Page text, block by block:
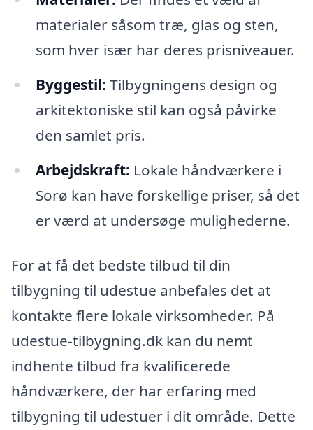
materialer såsom træ, glas og sten,
som hver især har deres prisniveauer.
Byggestil: Tilbygningens design og
arkitektoniske stil kan også påvirke
den samlet pris.
Arbejdskraft: Lokale håndværkere i
Sorø kan have forskellige priser, så det
er værd at undersøge mulighederne.
For at få det bedste tilbud til din
tilbygning til udestue anbefales det at
kontakte flere lokale virksomheder. På
udestue-tilbygning.dk kan du nemt
indhente tilbud fra kvalificerede
håndværkere, der har erfaring med
tilbygning til udestuer i dit område. Dette